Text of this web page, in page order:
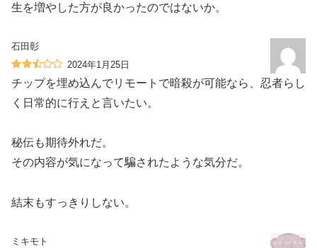
生を増やした方が良かったのではないか。
石田彰
2024年1月25日
チップを埋め込んでリモートで暗殺が可能なら、忍者らし
く日常的に行えと言いたい。
秘伝も期待外れだ。
その内容が気になって騙されたような気分だ。
結末もすっきりしない。
ミキモト